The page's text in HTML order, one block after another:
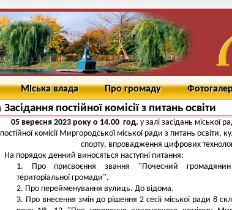
Міська влада Про громаду
Засідання постійної комісії з питань освіти
05 вересня 2023 року о 14.00 год. у залі засідань міської
постійної комісії Миргородської міської ради з питань освіти,
спорту, впровадження цифрових
На порядок денний виносяться наступні питання:
Про присвоєння звання "Почесний громадянин
територіальної громади".
Про перейменування вулиць. До відома.
Про внесення змін до рішення 2 сесії міської ради 8